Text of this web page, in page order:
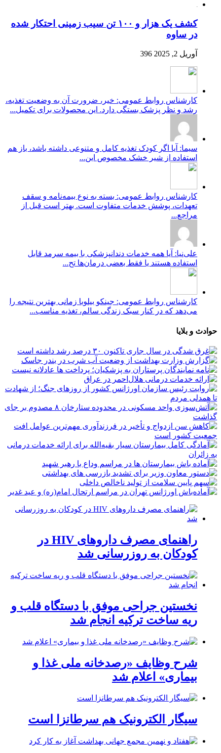
کشف یک هزار و ۱۰۰ تن سیب زمینی احتکار شده
در ساوه
آوریل 2, 2025 396
کارشناس روابط عمومی: خیر، ضرورت آن به وضعیت تغذیه،
رشد و نظر پزشک بستگی دارد. این محصولات برای تکمیل...
سیما: آیا اگر کودک تغذیه کامل و متنوعی داشته باشد، باز هم
استفاده از شیر خشک مخصوص این...
کارشناس روابط عمومی: بسته به نوع بیمه‌نامه و سقف
تعهدات، پوشش خدمات متفاوت است. بهتر است قبل از
مراجع...
علی‌نیا: آیا همه خدمات دندانپزشکی با بیمه سرمد قابل
استفاده هستند یا فقط بعضی درمان‌ها تح...
کارشناس روابط عمومی: جینکو بیلوبا زمانی بهترین نتیجه را
می‌دهد که در کنار سبک زندگی سالم، تغذیه مناسب...
حوادث و بلایا
راهنمای مصرف داروهای HIV در
کودکان به روزرسانی شد
نخستین جراحی موفق با دستگاه قلب و
ریه ساخت ترکیه انجام شد
شرح وظایف «رصدخانه ملی غذا و
بیماری» اعلام شد
سیگار الکترونیک هم سرطانزا است